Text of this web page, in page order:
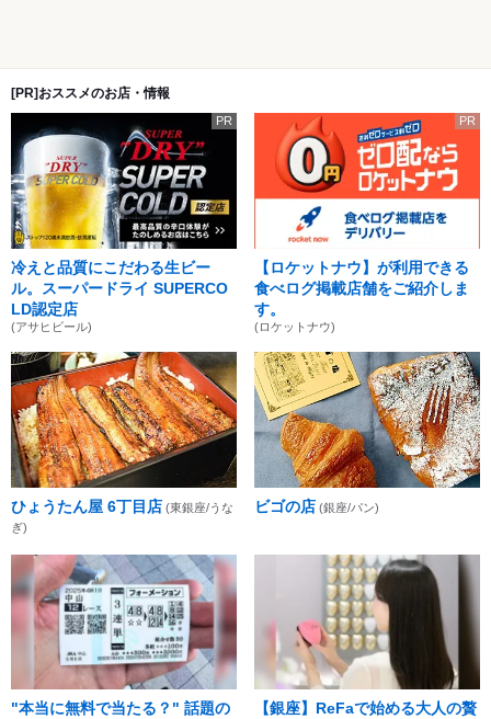
[PR]おススメのお店・情報
PR
冷えと品質にこだわる生ビー
ル。スーパードライ SUPERCO
LD認定店
(アサヒビール)
PR
【ロケットナウ】が利用できる
食べログ掲載店舗をご紹介しま
す。
(ロケットナウ)
ひょうたん屋 6丁目店 (東銀座/うな
ぎ)
ビゴの店 (銀座/パン)
"本当に無料で当たる？" 話題の
【銀座】ReFaで始める大人の贅